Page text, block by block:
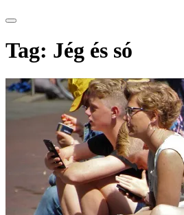
Tag: Jég és só